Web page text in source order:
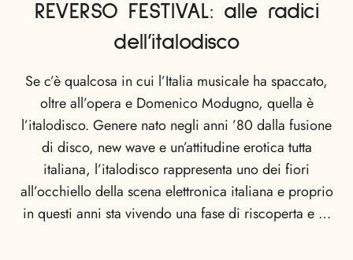
REVERSO FESTIVAL: alle radici
dell’italodisco
Se c’è qualcosa in cui l’Italia musicale ha spaccato,
oltre all’opera e Domenico Modugno, quella è
l’italodisco. Genere nato negli anni ’80 dalla fusione
di disco, new wave e un’attitudine erotica tutta
italiana, l’italodisco rappresenta uno dei fiori
all’occhiello della scena elettronica italiana e proprio
in questi anni sta vivendo una fase di riscoperta e …